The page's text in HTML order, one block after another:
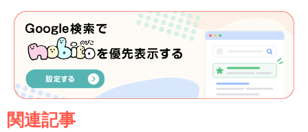
関連記事